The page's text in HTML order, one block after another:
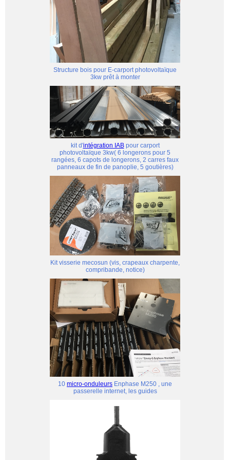
Structure bois pour E-carport photovoltaïque
3kw prêt à monter
kit d'intégration IABpour carport
photovoltaïque 3kw( 6 longerons pour 5
rangées, 6 capots de longerons, 2 carres faux
panneaux de fin de panoplie, 5 goutières)
Kit visserie mecosun (vis, crapeaux charpente,
compribande, notice)
10 micro-onduleurs Enphase M250 , une
passerelle internet, les guides